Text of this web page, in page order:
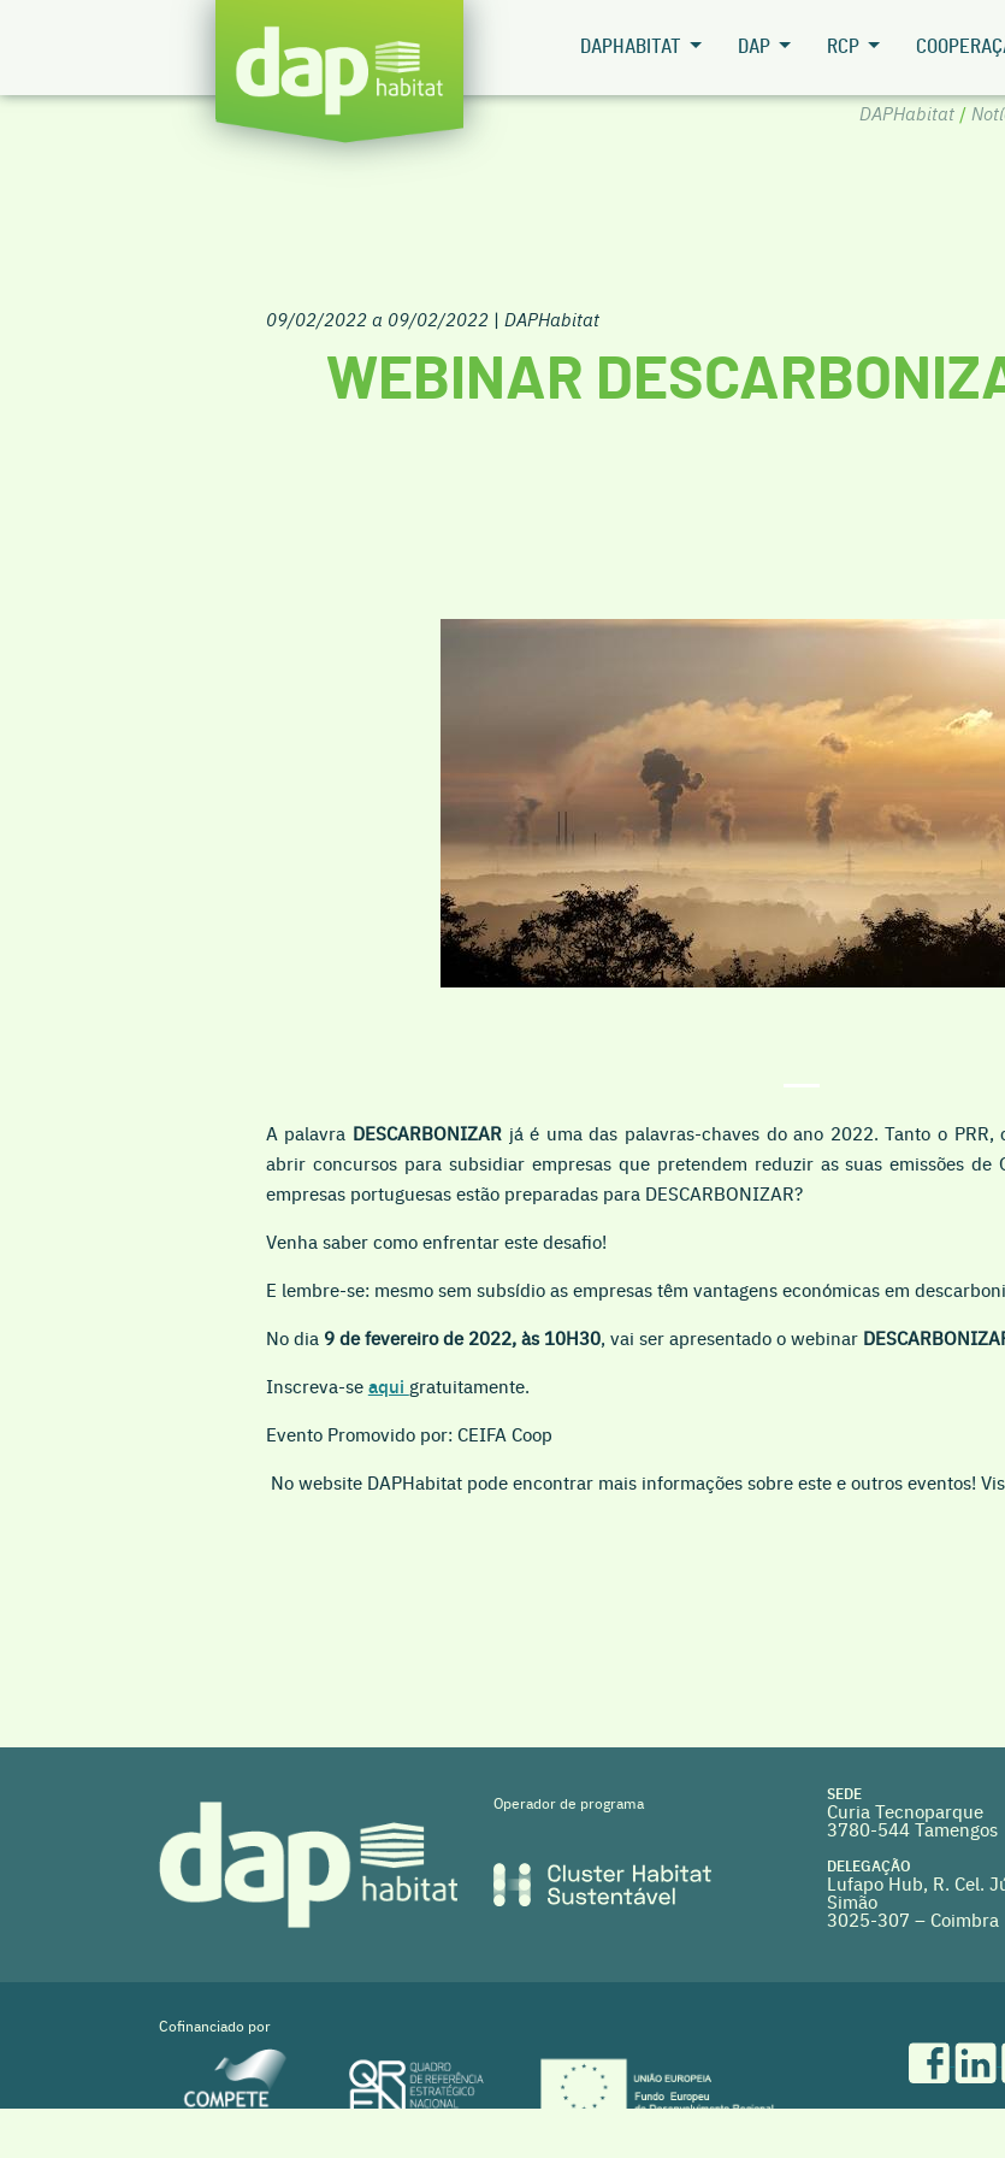
DAPHABITAT DAP RCP
DAPHabitat/
09/02/2022 a 09/02/2022| DAPHabitat
WEBINAR
A palavra DESCARBONIZAR já é uma das palavras-chaves do ano 2022. Tanto o PRR,
abrir concursos para subsidiar empresas que pretendem reduzir as suas emissões de
empresas portuguesas estão preparadas para DESCARBONIZAR?
Venha saber como enfrentar este desafio!
E lembre-se: mesmo sem subsídio as empresas têm vantagens económicas em
No dia 9 de fevereiro de 2022, às 10H30, vai ser apresentado o webinar
Inscreva-seaqui gratuitamente.
Evento Promovido por: CEIFA Coop
No website DAPHabitat pode encontrar mais informações sobre este e outros eventos!
Operador de programa SEDE
Curia Tecnoparque
3780-544 Tamengos
DELEGAÇÃO
Lufapo Hub, R. Cel.
Simão
3025-307 – Coimbra
Cofinanciado por